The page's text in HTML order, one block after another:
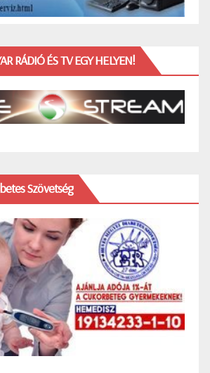
RÁDIÓ ÉS TV EGY HELYEN!
Szövetség